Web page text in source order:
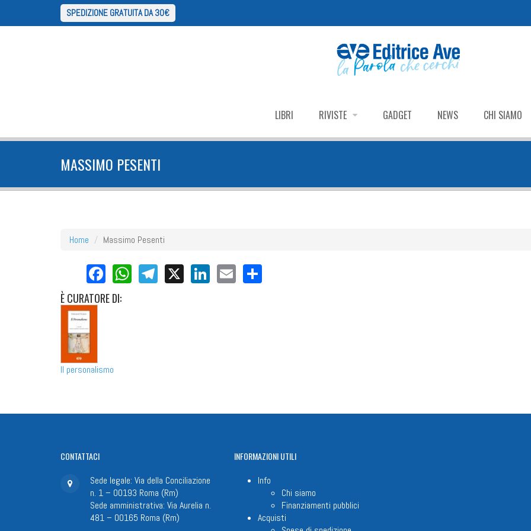
SPEDIZIONE GRATUITA DA 30€
LIBRI RIVISTE GADGET NEWS CHI SIAMO
MASSIMO PESENTI
Home Massimo Pesenti
Facebook
WhatsApp
Telegram
X LinkedIn
Email
ÈCURATORE DI:
Il personalismo
CONTATTACI
Sede legale: Via della Conciliazione
n. 1 – 00193 Roma (Rm)
Sede amministrativa: Via Aurelia n.
481 – 00165 Roma (Rm)
INFORMAZIONIUTILI
Info
Chi siamo
Finanziamenti pubblici
Acquisti